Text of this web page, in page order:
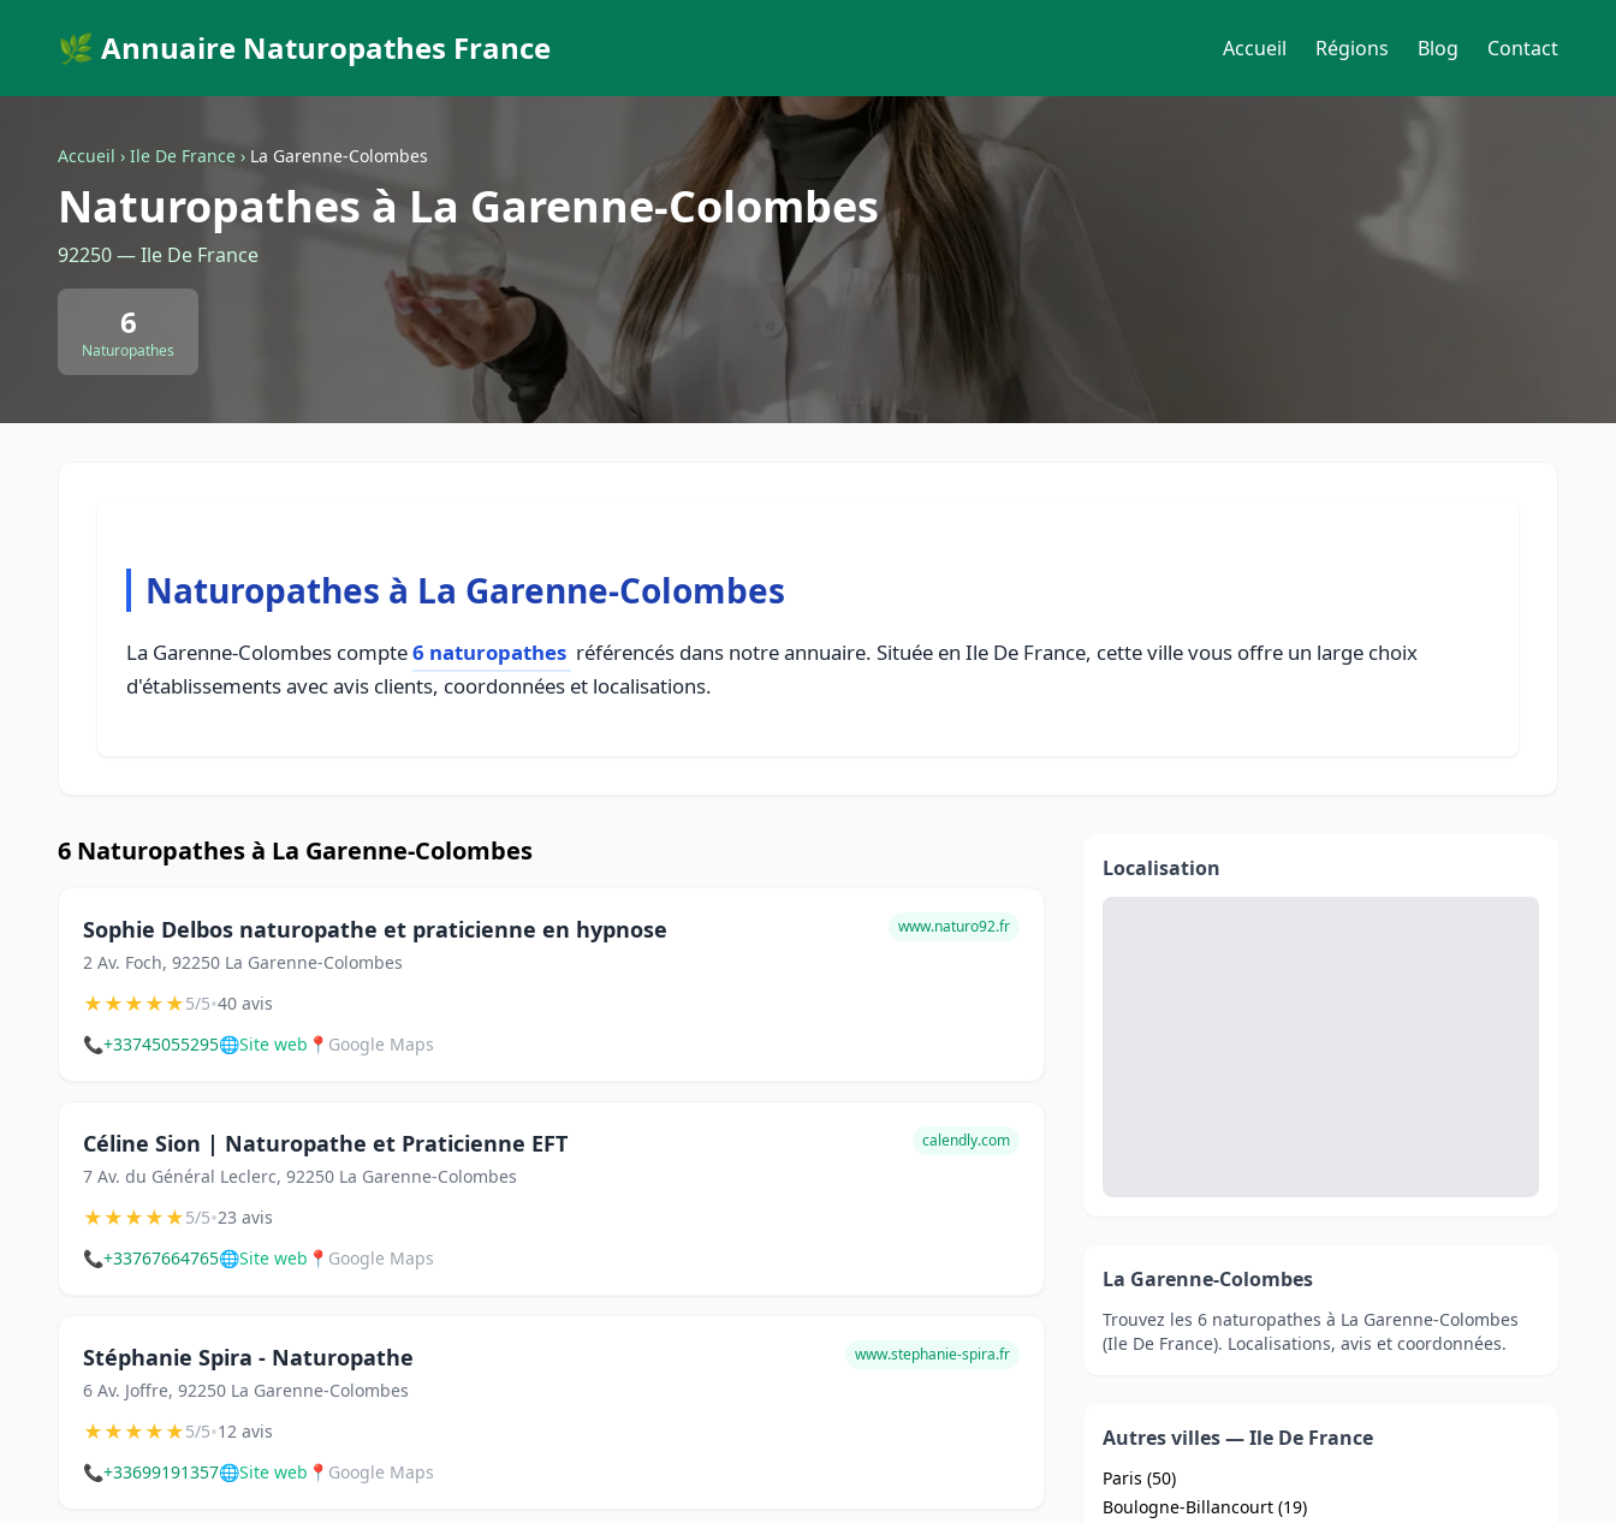
🌿 Annuaire Naturopathes France Accueil Régions Blog Contact
Accueil › Ile De France › La Garenne-Colombes
Naturopathes à La Garenne-Colombes
92250 — Ile De France
6
Naturopathes
Naturopathes à La Garenne-Colombes
La Garenne-Colombes compte6 naturopathes référencés dans notre annuaire. Située en Ile De France, cette ville vous offre un large choix
d'établissements avec avis clients, coordonnées et localisations.
6 Naturopathes à La Garenne-Colombes
Sophie Delbos naturopathe et praticienne en hypnose
2 Av. Foch, 92250 La Garenne-Colombes
www.naturo92.fr
★★★★★5/5•40 avis
📞+33745055295🌐Site web 📍 Google Maps
Céline Sion | Naturopathe et Praticienne EFT
7 Av. du Général Leclerc, 92250 La Garenne-Colombes
calendly.com
★★★★★5/5•23 avis
📞+33767664765🌐Site web 📍 Google Maps
Stéphanie Spira - Naturopathe
6 Av. Joffre, 92250 La Garenne-Colombes
www.stephanie-spira.fr
★★★★★5/5•12 avis
📞+33699191357🌐Site web 📍 Google Maps
Localisation
La Garenne-Colombes
Trouvez les 6 naturopathes à La Garenne-Colombes
(Ile De France). Localisations, avis et coordonnées.
Autres villes — Ile De France
Paris (50)
Boulogne-Billancourt (19)